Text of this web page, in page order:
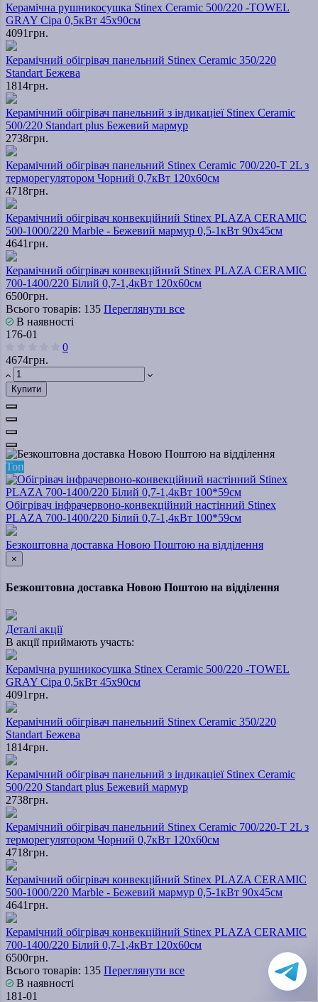
Керамічна рушникосушка Stinex Ceramic 500/220 -TOWEL
GRAY Сіра 0,5кВт 45х90см
4091грн.
Керамічний обігрівач панельний Stinex Ceramic 350/220
Standart Бежева
1814грн.
Керамічний обігрівач панельний з індикаціеї Stinex Ceramic
500/220 Standart plus Бежевий мармур
2738грн.
Керамічний обігрівач панельний Stinex Ceramic 700/220-T 2L з
терморегулятором Чорний 0,7кВт 120х60см
4718грн.
Керамічний обігрівач конвекційний Stinex PLAZA CERAMIC
500-1000/220 Marble - Бежевий мармур 0,5-1кВт 90х45см
4641грн.
Керамічний обігрівач конвекційний Stinex PLAZA CERAMIC
700-1400/220 Білий 0,7-1,4кВт 120х60см
6500грн.
Всього товарів: 135 Переглянути все
В наявності
176-01
0
4674грн.
Купити
Топ
Обігрівач інфрачервоно-конвекційний настінний Stinex
PLAZA 700-1400/220 Білий 0,7-1,4кВт 100*59см
Безкоштовна доставка Новою Поштою на відділення
×
Безкоштовна доставка Новою Поштою на відділення
Деталі акції
В акції приймають участь:
Керамічна рушникосушка Stinex Ceramic 500/220 -TOWEL
GRAY Сіра 0,5кВт 45х90см
4091грн.
Керамічний обігрівач панельний Stinex Ceramic 350/220
Standart Бежева
1814грн.
Керамічний обігрівач панельний з індикаціеї Stinex Ceramic
500/220 Standart plus Бежевий мармур
2738грн.
Керамічний обігрівач панельний Stinex Ceramic 700/220-T 2L з
терморегулятором Чорний 0,7кВт 120х60см
4718грн.
Керамічний обігрівач конвекційний Stinex PLAZA CERAMIC
500-1000/220 Marble - Бежевий мармур 0,5-1кВт 90х45см
4641грн.
Керамічний обігрівач конвекційний Stinex PLAZA CERAMIC
700-1400/220 Білий 0,7-1,4кВт 120х60см
6500грн.
Всього товарів: 135 Переглянути все
В наявності
181-01